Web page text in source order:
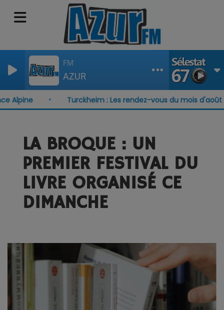
FM
AZUR
Turckheim : Les rendez-vous du mois d'août
LA BROQUE : UN
PREMIER FESTIVAL DU
LIVRE ORGANISÉ CE
DIMANCHE